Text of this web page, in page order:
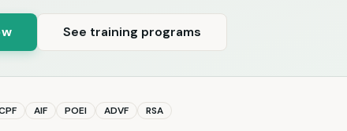
See training programs
AIF POEI ADVF RSA